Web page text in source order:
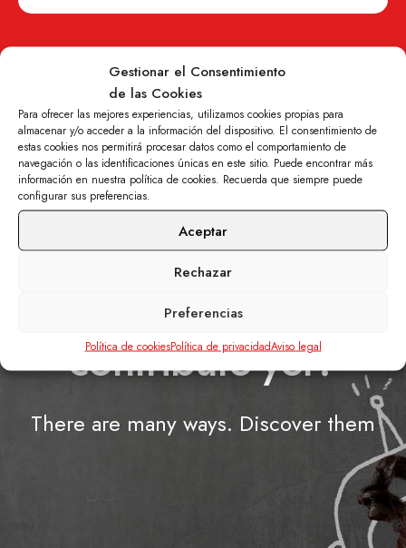
Gestionar el Consentimiento
de las Cookies
Para ofrecer las mejores experiencias, utilizamos cookies propias para
almacenar y/o acceder a la información del dispositivo. El consentimiento de
estas cookies nos permitirá procesar datos como el comportamiento de
navegación o las identificaciones únicas en este sitio. Puede encontrar más
información en nuestra política de cookies. Recuerda que siempre puede
configurar sus preferencias.
Aceptar
Rechazar
Preferencias
Política de cookiesPolítica de privacidadAviso legal
Don’t know how to
contribute yet?
There are many ways. Discover them